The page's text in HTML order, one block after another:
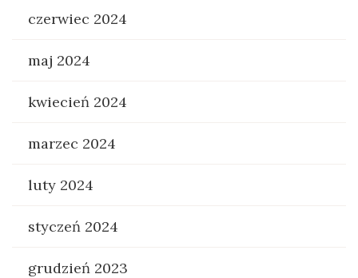
czerwiec 2024
maj 2024
kwiecień 2024
marzec 2024
luty 2024
styczeń 2024
grudzień 2023